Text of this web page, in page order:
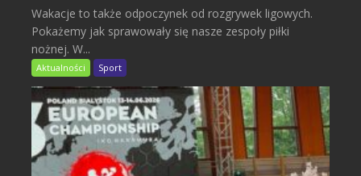
Wakacje to także odpoczynek od rozgrywek ligowych.
Pokażemy jak sprawowały się nasze zespoły piłki
nożnej. W...
Aktualności Sport